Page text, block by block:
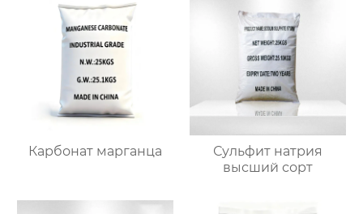
Карбонат марганца
Сульфит натрия
высший сорт